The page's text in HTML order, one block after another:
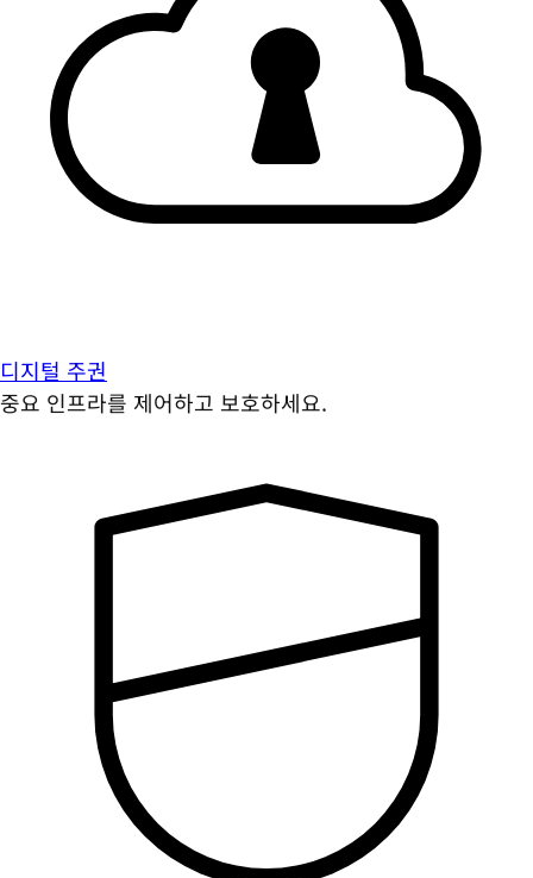
디지털 주권
중요 인프라를 제어하고 보호하세요.